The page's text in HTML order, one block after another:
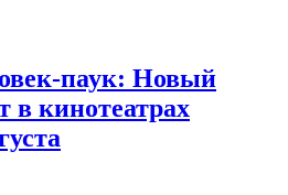
паук: Новый
в кинотеатрах